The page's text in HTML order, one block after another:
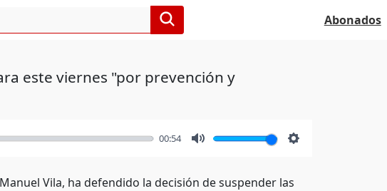
Abonados
este viernes "por prevención y
00:54
Vila, ha defendido la decisión de suspender las